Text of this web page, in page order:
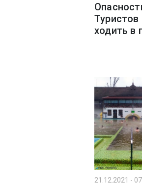
ходить в
21.12.2021 -